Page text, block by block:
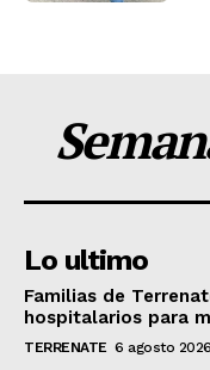
Lo ultimo
Familias de
hospitalarios para
TERRENATE 6 agosto 2026